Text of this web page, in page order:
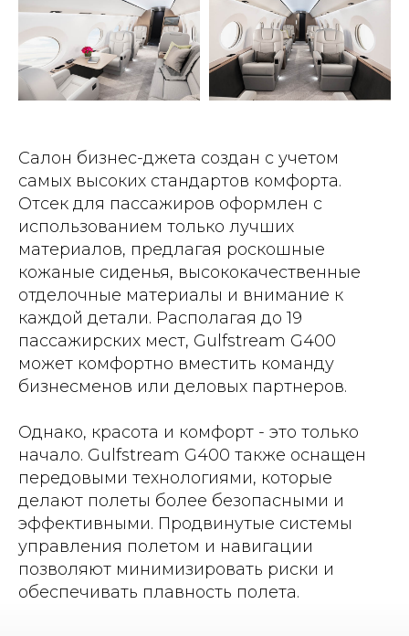
Салон бизнес-джета создан с учетом
самых высоких стандартов комфорта.
Отсек для пассажиров оформлен с
использованием только лучших
материалов, предлагая роскошные
кожаные сиденья, высококачественные
отделочные материалы и внимание к
каждой детали. Располагая до 19
пассажирских мест, Gulfstream G400
может комфортно вместить команду
бизнесменов или деловых партнеров.
Однако, красота и комфорт - это только
начало. Gulfstream G400 также оснащен
передовыми технологиями, которые
делают полеты более безопасными и
эффективными. Продвинутые системы
управления полетом и навигации
позволяют минимизировать риски и
обеспечивать плавность полета.